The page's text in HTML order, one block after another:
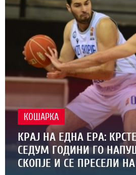
КОШАРКА
КРАЈ НА ЕДНА ЕРА:
СЕДУМ ГОДИНИ ГО
СКОПЈЕ И СЕ ПРЕСЕЛИ